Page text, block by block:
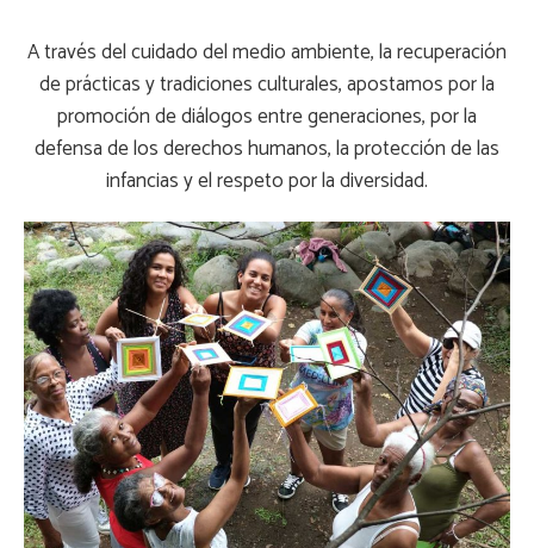
A través del cuidado del medio ambiente, la recuperación
de prácticas y tradiciones culturales, apostamos por la
promoción de diálogos entre generaciones, por la
defensa de los derechos humanos, la protección de las
infancias y el respeto por la diversidad.